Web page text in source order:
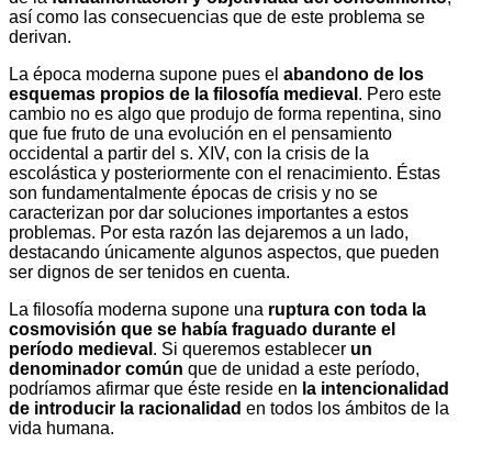
así como las consecuencias que de este problema se
derivan.
La época moderna supone pues el abandono de los
esquemas propios de la filosofía medieval . Pero este
cambio no es algo que produjo de forma repentina, sino
que fue fruto de una evolución en el pensamiento
occidental a partir del s. XIV, con la crisis de la
escolástica y posteriormente con el rena­ci­miento. Éstas
son fundamentalmente épocas de crisis y no se
caracterizan por dar soluciones importantes a estos
problemas. Por esta razón las dejaremos a un lado,
destacando únicamente algunos aspectos, que pueden
ser dignos de ser tenidos en cuenta.
La filosofía moderna supone una ruptura con toda la
cosmovisión que se había fraguado durante el
período medieval . Si queremos establecer un
denominador común que de unidad a este período,
podríamos afirmar que éste reside en la intencionalidad
de introducir la racionalidad en todos los ámbitos de la
vida humana.